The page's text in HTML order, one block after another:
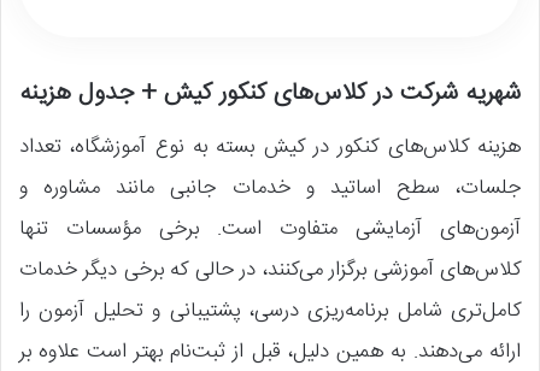
شهریه شرکت در کلاس‌های کنکور کیش + جدول هزینه
هزینه کلاس‌های کنکور در کیش بسته به نوع آموزشگاه، تعداد
جلسات، سطح اساتید و خدمات جانبی مانند مشاوره و
آزمون‌های آزمایشی متفاوت است. برخی مؤسسات تنها
کلاس‌های آموزشی برگزار می‌کنند، در حالی که برخی دیگر خدمات
کامل‌تری شامل برنامه‌ریزی درسی، پشتیبانی و تحلیل آزمون را
ارائه می‌دهند. به همین دلیل، قبل از ثبت‌نام بهتر است علاوه بر